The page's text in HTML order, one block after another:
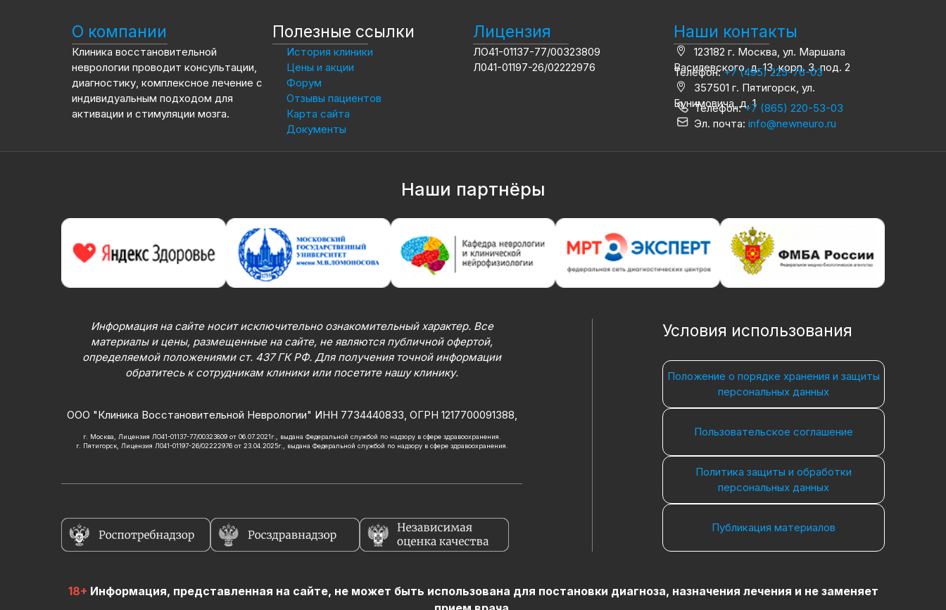
О компании
Клиника восстановительной
неврологии проводит консультации,
диагностику, комплексное лечение с
индивидуальным подходом для
активации и стимуляции мозга.
Полезные ссылки
История клиники
Цены и акции
Форум
Отзывы пациентов
Карта сайта
Документы
Лицензия
ЛО41-01137-77/00323809
Л041-01197-26/02222976
Наши контакты
123182 г. Москва, ул. Маршала
Василевского, д. 13, корп. 3, под. 2
Телефон:+7 (495) 225-76-03
357501 г. Пятигорск, ул.
Бунимовича, д. 1
Телефон:+7 (865) 220-53-03
Эл. почта: info@newneuro.ru
Наши партнёры
Информация на сайте носит исключительно ознакомительный характер. Все
материалы и цены, размещенные на сайте, не являются публичной офертой,
определяемой положениями ст. 437 ГК РФ. Для получения точной информации
обратитесь к сотрудникам клиники или посетите нашу клинику.
ООО "Клиника Восстановительной Неврологии" ИНН 7734440833, ОГРН 1217700091388,
г. Москва, Лицензия ЛО41-01137-77/00323809 от 06.07.2021г., выдана Федеральной службой по надзору в сфере здравоохранения.
г. Пятигорск, Лицензия Л041-01197-26/02222976 от 23.04.2025г., выдана Федеральной службой по надзору в сфере здравоохранения.
Условия использования
Положение о порядке хранения и защиты
персональных данных
Пользовательское соглашение
Политика защиты и обработки
персональных данных
Публикация материалов
18+ Информация, представленная на сайте, не может быть использована для постановки диагноза, назначения лечения и не заменяет